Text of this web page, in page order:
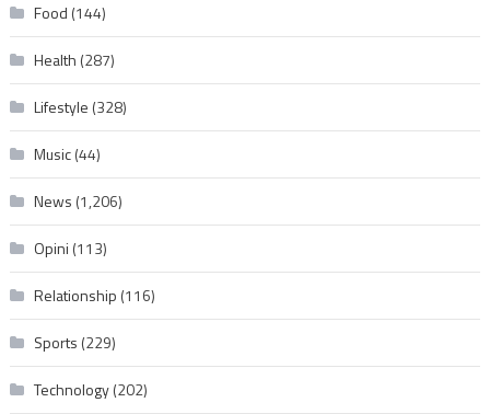
Food (144)
Health (287)
Lifestyle (328)
Music(44)
News (1,206)
Opini (113)
Relationship (116)
Sports (229)
Technology(202)